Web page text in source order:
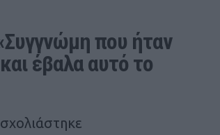
που ήταν
έβαλα αυτό το